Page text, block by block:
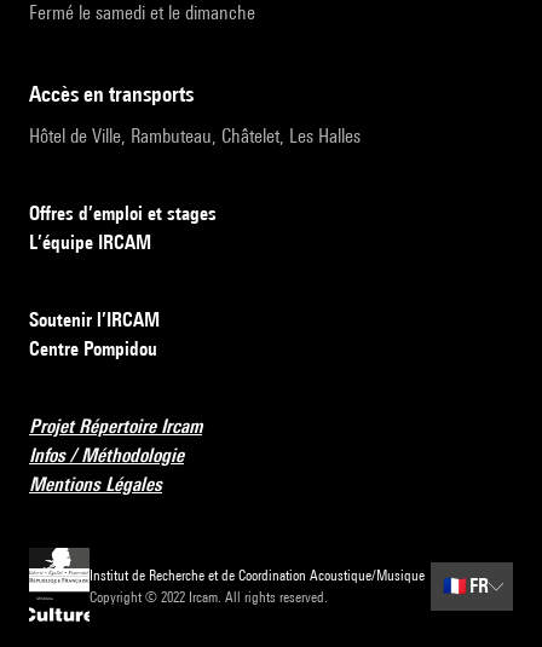
Fermé le samedi et le dimanche
accès en transports
Hôtel de Ville, Rambuteau, Châtelet, Les Halles
Offres d’emploi et stages
L’équipe IRCAM
Soutenir l’IRCAM
Centre Pompidou
Projet Répertoire Ircam
Infos / Méthodologie
Mentions Légales
Institut de Recherche et de Coordination Acoustique/Musique
Copyright © 2022 Ircam. All rights reserved.
🇫🇷 FR